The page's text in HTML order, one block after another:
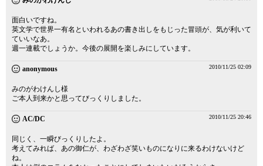
面白いですね。
英文学で世界一有名といわれるあの書き出しをもじった冒頭が、気が利いて
ていいなあ。
週一連載でしょうか。今後の展開を楽しみにしています。
anonymous 2010/11/25 02:09
みのがわけんし様
ご本人到来かと思ってびっくりしました。
AC/DC 2010/11/25 20:46
同じく、一瞬びっくりしたよ。
考えてみれば、あの御仁が、わざわざ笑いものになりに来るわけないけど
ね。